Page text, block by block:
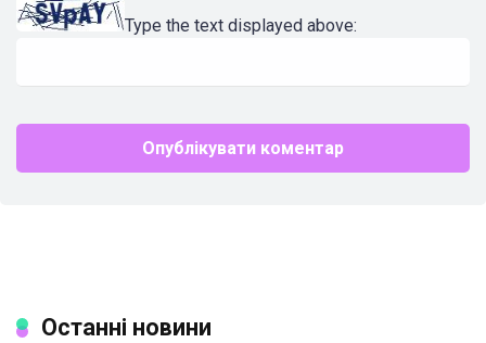
Type the text displayed above:
Останні новини